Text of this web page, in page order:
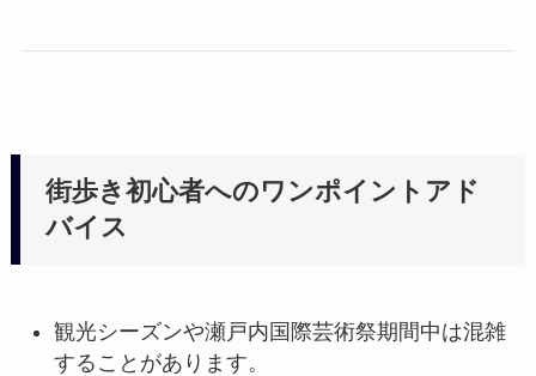
街歩き初心者へのワンポイントアド
バイス
観光シーズンや瀬戸内国際芸術祭期間中は混雑
することがあります。